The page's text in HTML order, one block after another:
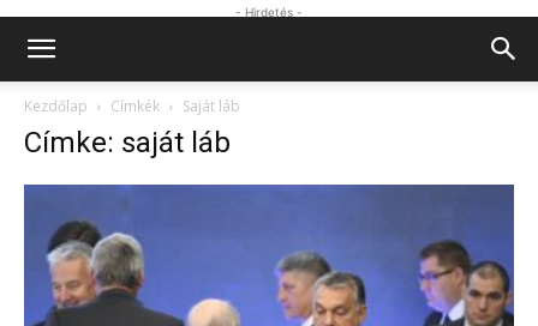
- Hirdetés -
Kezdőlap Címkék Saját láb
Címke: saját láb